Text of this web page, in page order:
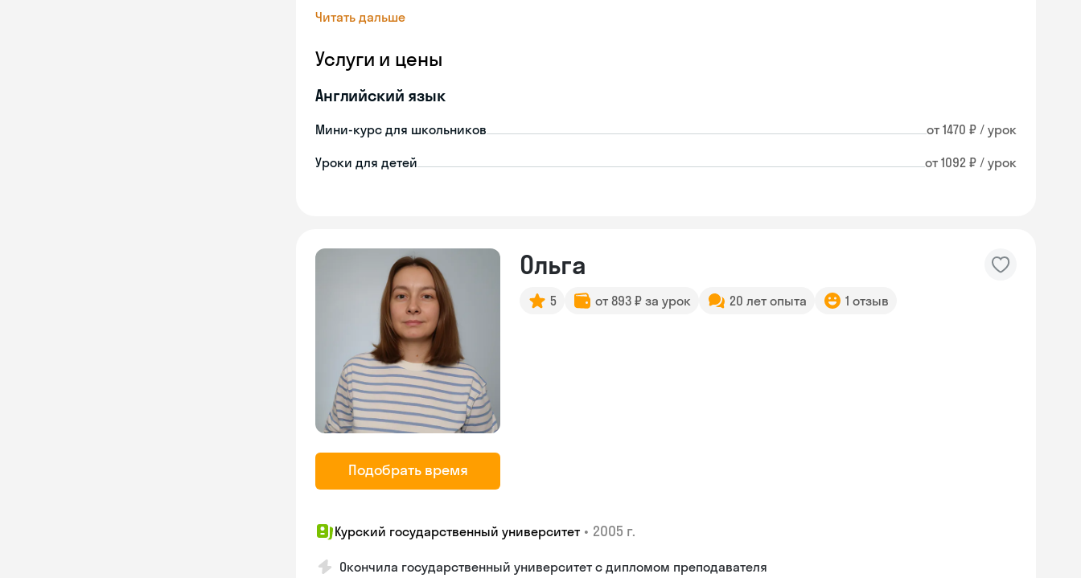
Читать дальше
Услуги и цены
Английский язык
Мини-курс для школьников от 1470 ₽ / урок
Уроки для детей от 1092 ₽ / урок
Подобрать время
Ольга
5 от 893 ₽ за урок 20 лет опыта 1 отзыв
Курский государственный университет • 2005 г.
Окончила государственный университет с дипломом преподавателя